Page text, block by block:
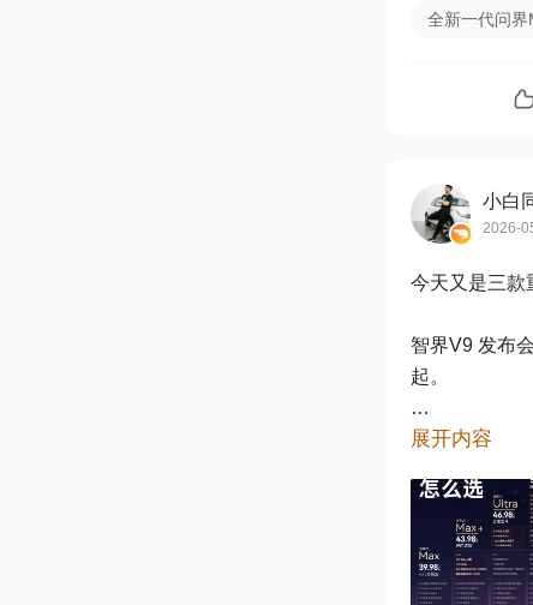
全新一代问界
小白
2026-
今天又是三款
智界V9 发布
起。
理想 L9 发布
乐道 L80 发
展开内容